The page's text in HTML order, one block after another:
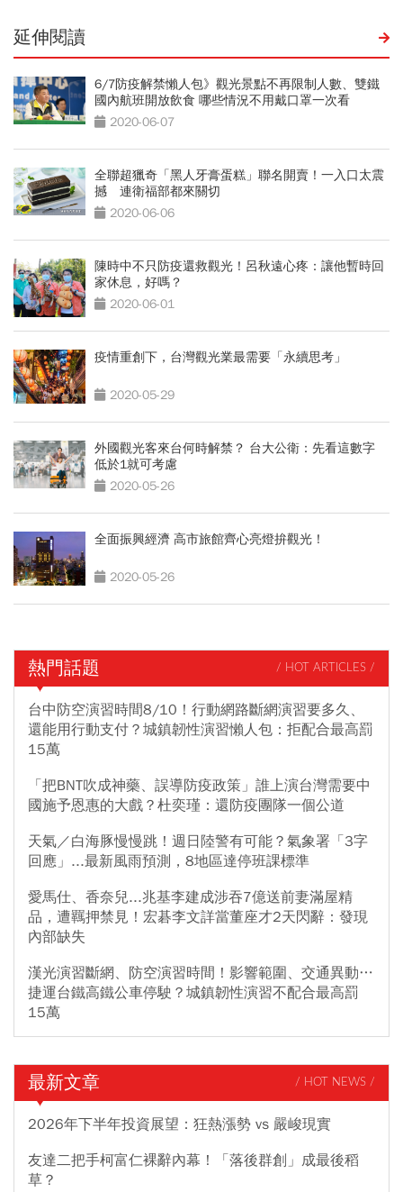
延伸閱讀
6/7防疫解禁懶人包》觀光景點不再限制人數、雙鐵
國內航班開放飲食 哪些情況不用戴口罩一次看
2020-06-07
全聯超獵奇「黑人牙膏蛋糕」聯名開賣！一入口太震
撼 連衛福部都來關切
2020-06-06
陳時中不只防疫還救觀光！呂秋遠心疼：讓他暫時回
家休息，好嗎？
2020-06-01
疫情重創下，台灣觀光業最需要「永續思考」
2020-05-29
外國觀光客來台何時解禁？ 台大公衛：先看這數字
低於1就可考慮
2020-05-26
全面振興經濟 高市旅館齊心亮燈拚觀光！
2020-05-26
熱門話題 / HOT ARTICLES /
台中防空演習時間8/10！行動網路斷網演習要多久、
還能用行動支付？城鎮韌性演習懶人包：拒配合最高罰
15萬
「把BNT吹成神藥、誤導防疫政策」誰上演台灣需要中
國施予恩惠的大戲？杜奕瑾：還防疫團隊一個公道
天氣／白海豚慢慢跳！週日陸警有可能？氣象署「3字
回應」...最新風雨預測，8地區達停班課標準
愛馬仕、香奈兒...兆基李建成涉吞7億送前妻滿屋精
品，遭羈押禁見！宏碁李文詳當董座才2天閃辭：發現
內部缺失
漢光演習斷網、防空演習時間！影響範圍、交通異動…
捷運台鐵高鐵公車停駛？城鎮韌性演習不配合最高罰
15萬
最新文章 / HOT NEWS /
2026年下半年投資展望：狂熱漲勢 vs 嚴峻現實
友達二把手柯富仁裸辭內幕！「落後群創」成最後稻
草？